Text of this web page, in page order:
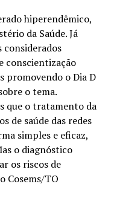
hiperendêmico,
da Saúde. Já
conscientização
promovendo o Dia D
o tema.
que o tratamento da
de saúde das redes
simples e eficaz,
o diagnóstico
os riscos de
Cosems/TO